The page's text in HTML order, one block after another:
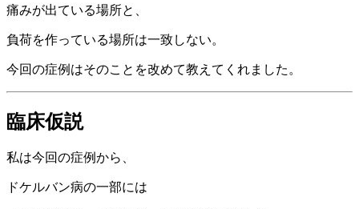
痛みが出ている場所と、
負荷を作っている場所は一致しない。
今回の症例はそのことを改めて教えてくれました。
臨床仮説
私は今回の症例から、
ドケルバン病の一部には